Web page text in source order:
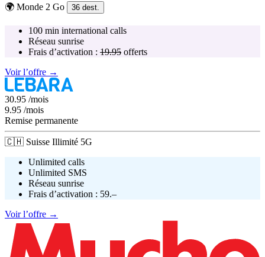
🌍 Monde 2 Go 36 dest.
100 min international calls
Réseau sunrise
Frais d’activation : 19.95 offerts
Voir l’offre →
30.95 /mois
9.95 /mois
Remise permanente
🇨🇭 Suisse Illimité 5G
Unlimited calls
Unlimited SMS
Réseau sunrise
Frais d’activation : 59.–
Voir l’offre →